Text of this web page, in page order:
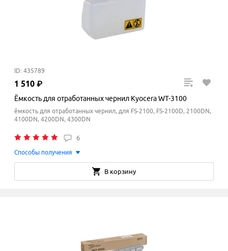
ID: 435789
1 510 ₽
Ёмкость для отработанных чернил Kyocera WT-3100
ёмкость для отработанных чернил, для FS-2100, FS-2100D, 2100DN,
4100DN, 4200DN, 4300DN
6
Способы получения
В корзину